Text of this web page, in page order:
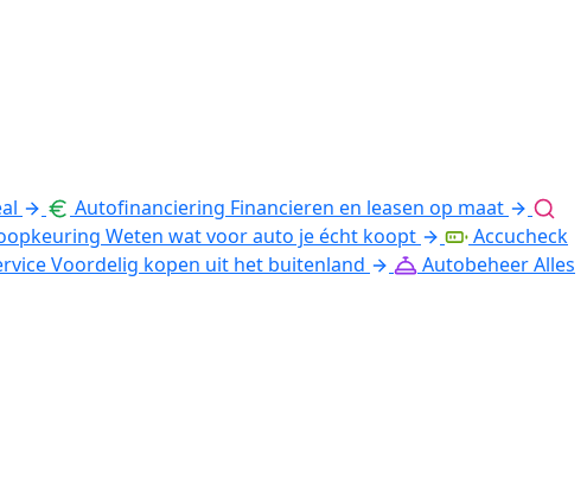
Autofinanciering Financieren en leasen op maat
Weten wat voor auto je écht koopt
Accucheck
Voordelig kopen uit het buitenland AutobeheerAlles